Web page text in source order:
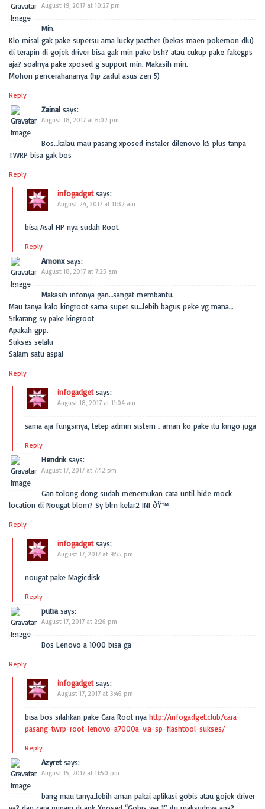
August 19, 2017 at 10:27 pm
Min.
Klo misal gak pake supersu ama lucky pacther (bekas maen pokemon dlu)
di terapin di gojek driver bisa gak min pake bsh? atau cukup pake fakegps
aja? soalnya pake xposed g support min. Makasih min.
Mohon pencerahananya (hp zadul asus zen 5)
Reply
Zainal says:
August 18, 2017 at 6:02 pm
Bos…kalau mau pasang xposed instaler dilenovo k5 plus tanpa
TWRP bisa gak bos
Reply
infogadget says:
August 24, 2017 at 11:32 am
bisa Asal HP nya sudah Root.
Reply
Amonx says:
August 18, 2017 at 7:25 am
Makasih infonya gan…sangat membantu.
Mau tanya kalo kingroot sama super su…lebih bagus peke yg mana…
Srkarang sy pake kingroot
Apakah gpp.
Sukses selalu
Salam satu aspal
Reply
infogadget says:
August 18, 2017 at 11:04 am
sama aja fungsinya, tetep admin sistem .. aman ko pake itu kingo juga
Reply
Hendrik says:
August 17, 2017 at 7:42 pm
Gan tolong dong sudah menemukan cara until hide mock
location di Nougat blom? Sy blm kelar2 INI ðŸ™
Reply
infogadget says:
August 17, 2017 at 9:55 pm
nougat pake Magicdisk
Reply
putra says:
August 17, 2017 at 2:26 pm
Bos Lenovo a 1000 bisa ga
Reply
infogadget says:
August 17, 2017 at 3:46 pm
bisa bos silahkan pake Cara Root nya http://infogadget.club/cara-
pasang-twrp-root-lenovo-a7000a-via-sp-flashtool-sukses/
Reply
Azyret says:
August 15, 2017 at 11:50 pm
bang mau tanya..lebih aman pakai aplikasi gobis atau gojek driver